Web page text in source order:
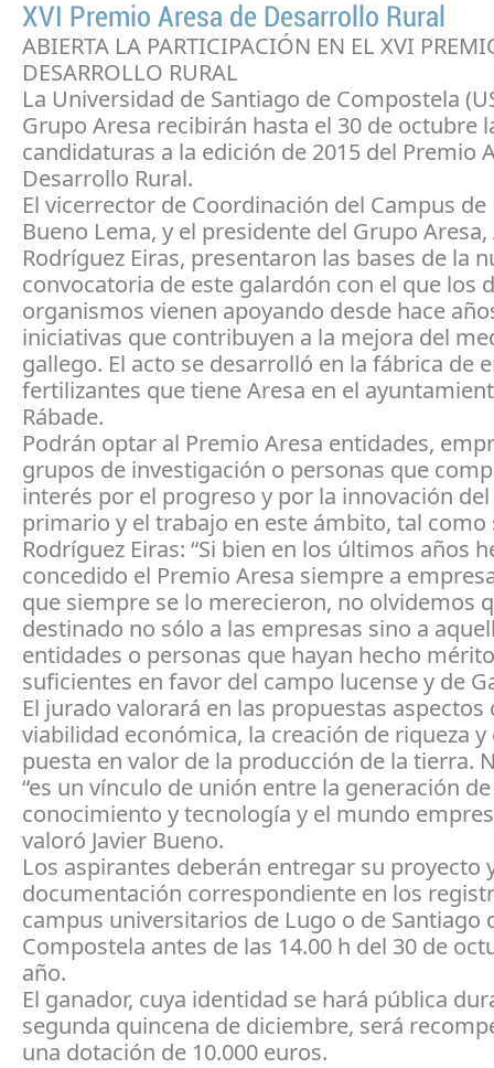
XVI Premio Aresa de Desarrollo Rural
ABIERTA LA PARTICIPACIÓN EN EL XVI
DESARROLLO RURAL
La Universidad de Santiago de Compostela
Grupo Aresa recibirán hasta el 30 de octubre
candidaturas a la edición de 2015 del Premio
Desarrollo Rural.
El vicerrector de Coordinación del Campus de
Bueno Lema, y el presidente del Grupo
Rodríguez Eiras, presentaron las bases de la
convocatoria de este galardón con el que los
organismos vienen apoyando desde hace
iniciativas que contribuyen a la mejora del
gallego. El acto se desarrolló en la fábrica de
fertilizantes que tiene Aresa en el
Rábade.
Podrán optar al Premio Aresa entidades,
grupos de investigación o personas que
interés por el progreso y por la innovación
primario y el trabajo en este ámbito, tal como
Rodríguez Eiras: “Si bien en los últimos años
concedido el Premio Aresa siempre a
que siempre se lo merecieron, no olvidemos
destinado no sólo a las empresas sino a
entidades o personas que hayan hecho
suficientes en favor del campo lucense y de
El jurado valorará en las propuestas aspectos
viabilidad económica, la creación de riqueza y
puesta en valor de la producción de la tierra.
“es un vínculo de unión entre la generación de
conocimiento y tecnología y el mundo
valoró Javier Bueno.
Los aspirantes deberán entregar su proyecto
documentación correspondiente en los
campus universitarios de Lugo o de Santiago
Compostela antes de las 14.00 h del 30 de
año.
El ganador, cuya identidad se hará pública
segunda quincena de diciembre, será
una dotación de 10.000 euros.